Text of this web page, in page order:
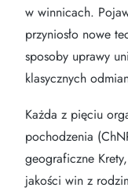
w winnicach.
przyniosło nowe
sposoby uprawy
klasycznych
Każda z pięciu
pochodzenia
geograficzne
jakości win z